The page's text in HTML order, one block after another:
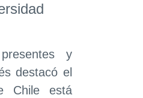
y
destacó el
Chile está